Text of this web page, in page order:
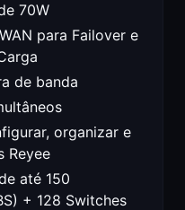
70W
para Failover e
de banda
organizar e
Reyee
até 150
+ 128 Switches